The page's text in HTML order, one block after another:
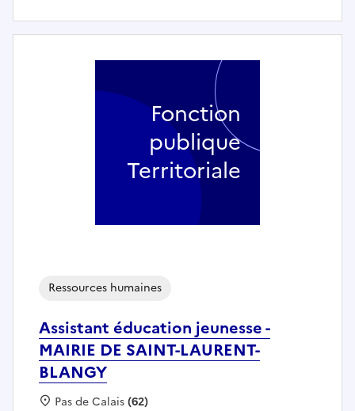
Assistant éducation jeunesse -
MAIRIE DE SAINT-LAURENT-
BLANGY
Ressources humaines
Localisation :
Pas de Calais(62)
Fonction
publique
Territoriale